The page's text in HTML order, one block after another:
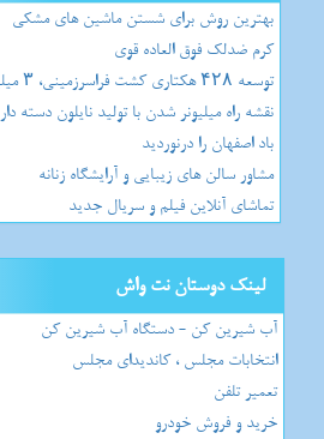
بهترین روش برای شستن ماشین های مشكی
کرم ضدلک فوق العاده قوی
توسعه ۴۲۸ هكتاری كشت فراسرزمینی، ۳ میلیون هكتار در افق ۱۴۰۴
نقشه راه میلیونر شدن با تولید نایلون دسته دار
باد اصفهان را درنوردید
مشاور سالن های زیبایی و آرایشگاه زنانه
تماشای آنلاین فیلم و سریال جدید
لینک دوستان نت واش
آب شیرین کن - دستگاه آب شیرین کن
انتخابات مجلس ، کاندیدای مجلس
تعمیر تلفن
خرید و فروش خودرو